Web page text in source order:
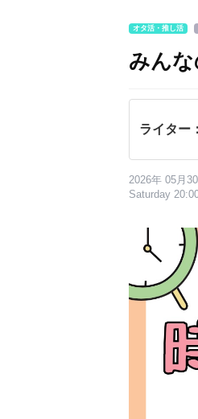
オタ活・推し活
みんな
ライター
2026年 05月30
Saturday